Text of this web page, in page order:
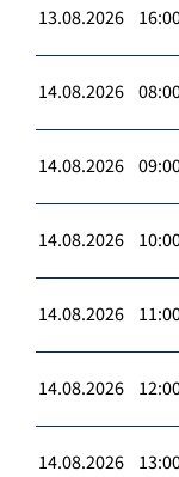
13.08.2026
14.08.2026
14.08.2026
14.08.2026
14.08.2026
14.08.2026
14.08.2026